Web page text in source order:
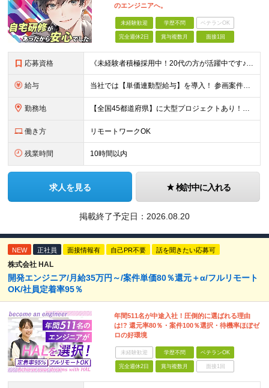
のエンジニアへ。
未経験歓迎 学歴不問 ベテランOK
完全週休2日 賞与複数月 面接1回
応募資格 《未経験者積極採用中！20代の方が活躍中です♪》 ◎約4割が実務未経験入社！ ■学歴・職歴は一切問いません！ ■第二新卒の方もお気軽にご相談ください♪ ■入社してから数年は、転勤の可能性があります
給与 当社では【単価連動型給与】を導入！ 参画案件の契約単価に連動して給与が決定。 還元率は単価の【70％～80％】と東証プライム上場グループとして高水準です！（社会保険料・教育コスト含む） ■関東：月給
勤務地 【全国45都道府県】に大型プロジェクトあり！※ 四国・沖縄を除く 主要勤務地： 北海道/宮城県/栃木県/埼玉県/千葉県/東京都/神奈川県/愛知県/大阪府/京都府/兵庫県/広島県/福岡県/熊本県 ※勤
働き方 リモートワークOK
残業時間 10時間以内
求人を見る 検討中に入れる
掲載終了予定日： 2026.08.20
NEW 正社員 面接情報有 自己PR不要 話を聞きたい応募可
株式会社 HAL
開発エンジニア/月給35万円～/案件単価80％還元＋α/フルリモート
OK/社員定着率95％
年間511名が中途入社！圧倒的に選ばれる理由
は!? 還元率80％・案件100％選択・待機率ほぼゼ
ロの好環境
未経験歓迎 学歴不問 ベテランOK
完全週休2日 賞与複数月 面接1回